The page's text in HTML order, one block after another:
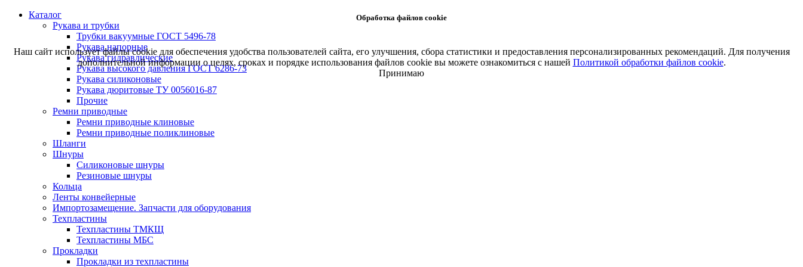
Каталог
Рукава и трубки
Трубки вакуумные ГОСТ 5496-78
Рукава напорные
Рукава гидравлические
Рукава высокого давления ГОСТ 6286-73
Рукава силиконовые
Рукава дюритовые ТУ 0056016-87
Прочие
Ремни приводные
Ремни приводные клиновые
Ремни приводные поликлиновые
Шланги
Шнуры
Силиконовые шнуры
Резиновые шнуры
Кольца
Ленты конвейерные
Импортозамещение. Запчасти для оборудования
Техпластины
Техпластины ТМКЩ
Техпластины МБС
Прокладки
Прокладки из техпластины
Обработка файлов cookie
Наш сайт использует файлы cookie для обеспечения удобства пользователей сайта, его улучшения, сбора статистики и предоставления персонализированных рекомендаций. Для получения
дополнительной информации о целях, сроках и порядке использования файлов cookie вы можете ознакомиться с нашей Политикой обработки файлов cookie.
Принимаю